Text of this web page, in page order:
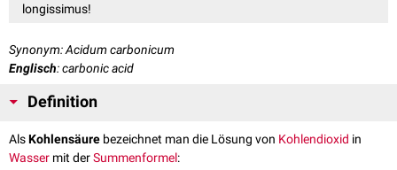
longissimus!
Synonym: Acidum carbonicum
Englisch: carbonic acid
Definition
AlsKohlensäure bezeichnet man die Lösung von Kohlendioxid in
Wasser mit derSummenformel: